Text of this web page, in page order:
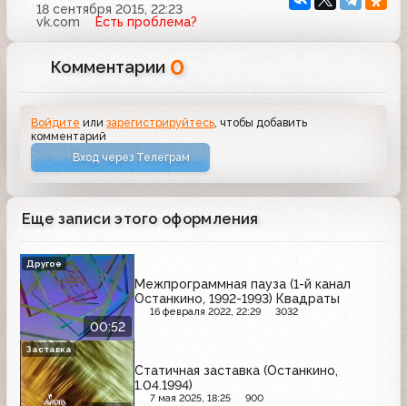
18 сентября 2015, 22:23
vk.com
Есть проблема?
Комментарии 0
Войдите илизарегистрируйтесь , чтобы добавить
комментарий
Вход через Телеграм
Еще записи этого оформления
00:52
Межпрограммная пауза (1-й канал
Останкино, 1992-1993) Квадраты
16 февраля 2022, 22:29 3032
Другое
Статичная заставка (Останкино,
1.04.1994)
7 мая 2025, 18:25 900
Заставка